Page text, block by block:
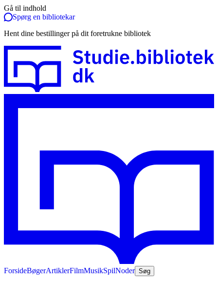
Gå til indhold
Spørg en bibliotekar
Hent dine bestillinger på dit foretrukne bibliotek
ForsideBøgerArtiklerFilmMusikSpilNoder Søg